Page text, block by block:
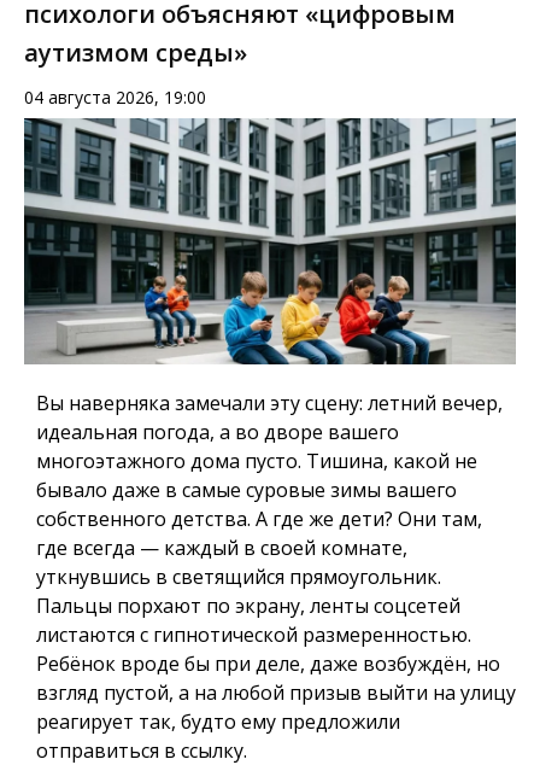
психологи объясняют «цифровым
аутизмом среды»
04 августа 2026, 19:00
Вы наверняка замечали эту сцену: летний вечер,
идеальная погода, а во дворе вашего
многоэтажного дома пусто. Тишина, какой не
бывало даже в самые суровые зимы вашего
собственного детства. А где же дети? Они там,
где всегда — каждый в своей комнате,
уткнувшись в светящийся прямоугольник.
Пальцы порхают по экрану, ленты соцсетей
листаются с гипнотической размеренностью.
Ребёнок вроде бы при деле, даже возбуждён, но
взгляд пустой, а на любой призыв выйти на улицу
реагирует так, будто ему предложили
отправиться в ссылку.